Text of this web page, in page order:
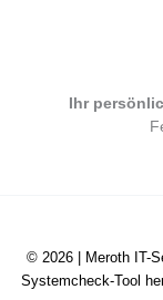
Ihr
© 2026 | Meroth IT-
Systemcheck-Tool